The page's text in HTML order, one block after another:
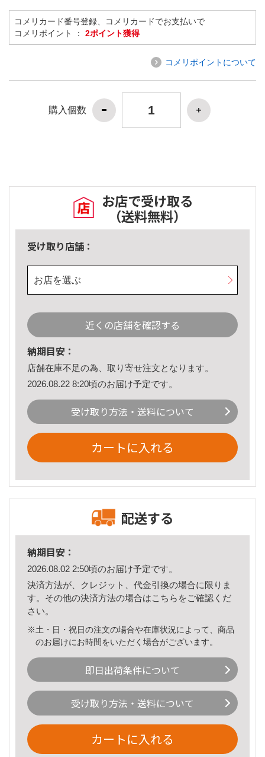
コメリカード番号登録、コメリカードでお支払いで
コメリポイント ： 2ポイント獲得
コメリポイントについて
購入個数
お店で受け取る
（送料無料）
受け取り店舗：
お店を選ぶ
近くの店舗を確認する
納期目安：
店舗在庫不足の為、取り寄せ注文となります。
2026.08.22 8:20頃のお届け予定です。
受け取り方法・送料について
カートに入れる
配送する
納期目安：
2026.08.02 2:50頃のお届け予定です。
決済方法が、クレジット、代金引換の場合に限りま
す。その他の決済方法の場合はこちら をご確認くだ
さい。
※土・日・祝日の注文の場合や在庫状況によって、商品
のお届けにお時間をいただく場合がございます。
即日出荷条件について
受け取り方法・送料について
カートに入れる